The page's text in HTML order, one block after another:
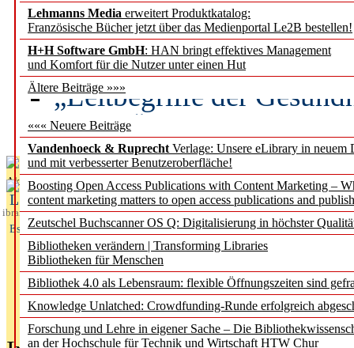
Lehmanns Media erweitert Produktkatalog:
Französische Bücher jetzt über das Medienportal Le2B bestellen!
H+H Software GmbH: HAN bringt effektives Management
und Komfort für die Nutzer unter einen Hut
Ältere Beiträge »»»
««« Neuere Beiträge
Vandenhoeck & Ruprecht Verlage: Unsere eLibrary in neuem
und mit verbesserter Benutzeroberfläche!
Boosting Open Access Publications with Content Marketing –
content marketing matters to open access publications and
Zeutschel Buchscanner OS Q: Digitalisierung in höchster
Bibliotheken verändern | Transforming Libraries
Bibliotheken für Menschen
Bibliothek 4.0 als Lebensraum: flexible Öffnungszeiten sind
Knowledge Unlatched: Crowdfunding-Runde erfolgreich
Forschung und Lehre in eigener Sache – Die
an der Hochschule für Technik und Wirtschaft HTW Chur
Künstliche Intelligenz
besser zu verstehen
„Leitbegriffe der
des BIÖG erscheinen
Aktuelles aus
L
ibrary
Essentials